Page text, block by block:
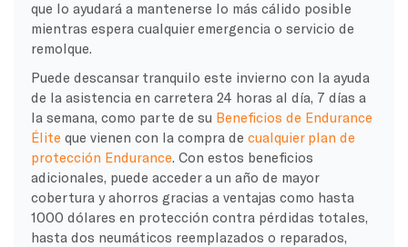
que lo ayudará a mantenerse lo más cálido posible
mientras espera cualquier emergencia o servicio de
remolque.
Puede descansar tranquilo este invierno con la ayuda
de la asistencia en carretera 24 horas al día, 7 días a
la semana, como parte de su Beneficios de Endurance
Élite que vienen con la compra de cualquier plan de
protección Endurance . Con estos beneficios
adicionales, puede acceder a un año de mayor
cobertura y ahorros gracias a ventajas como hasta
1000 dólares en protección contra pérdidas totales,
hasta dos neumáticos reemplazados o reparados,